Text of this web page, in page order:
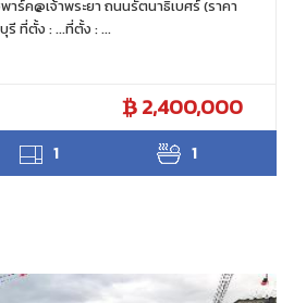
ร์ค@เจ้าพระยา ถนนรัตนาธิเบศร์ (ราคา
ที่ตั้ง : ...ที่ตั้ง : ...
2,400,000
1 1
ANTPUNYAPA